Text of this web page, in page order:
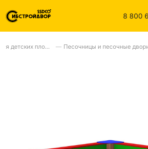
8 800
Оборудование для детских площадок — Песочницы и песочные